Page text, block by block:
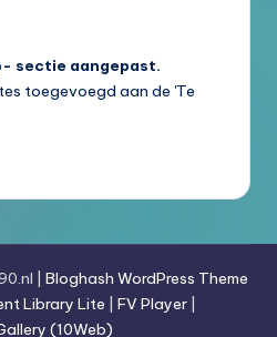
sectie aangepast.
toegevoegd aan de 'Te
| Bloghash WordPress Theme
Library Lite FV Player|
(10Web)